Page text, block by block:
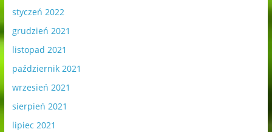
styczeń 2022
grudzień 2021
listopad 2021
październik 2021
wrzesień 2021
sierpień 2021
lipiec 2021